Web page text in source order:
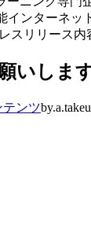
ンターネッ
スリリース
いしま
テンツ